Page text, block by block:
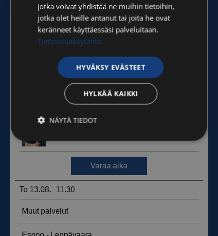
jotka voivat yhdistää ne muihin tietoihin,
jotka olet heille antanut tai joita he ovat
keränneet käyttäessäsi palveluitaan.
Tietosuojakäytäntö
HYVÄKSY EVÄSTEET
HYLKÄÄ KAIKKI
NÄYTÄ TIEDOT
Ehdottomasti
välttämättömät
Suorituskyvylliset
Kohdentavat
Luokittelemattomat